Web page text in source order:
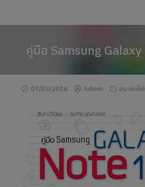
คู่มือ Samsung
07/03/2018 Admin สมาร์ทโ